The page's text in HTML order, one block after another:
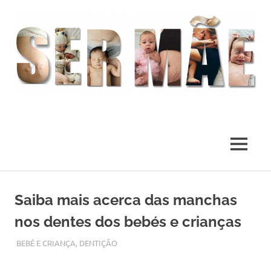
content
MENU
Saiba mais acerca das manchas
nos dentes dos bebés e crianças
SETEMBRO 28, 2017
ADMIN
BEBÉ E CRIANÇA, DENTIÇÃO